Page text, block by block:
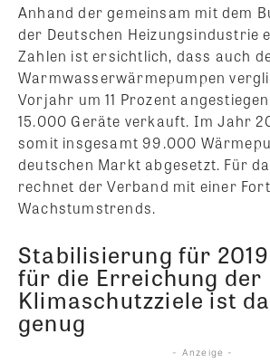
Anhand der gemeinsam mit dem
der Deutschen Heizungsindustrie
Zahlen ist ersichtlich, dass auch
Warmwasserwärmepumpen
Vorjahr um 11 Prozent
15.000 Geräte verkauft. Im Jahr
somit insgesamt 99.000
deutschen Markt abgesetzt. Für
rechnet der Verband mit einer
Wachstumstrends.
Stabilisierung für
für die Erreichung der
Klimaschutzziele ist
genug
- Anzeige -